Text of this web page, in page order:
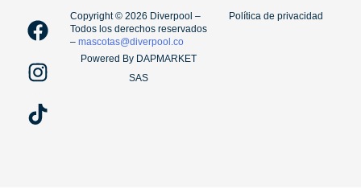
F
a
c
e
b
o
I
n
s
t
a
g
T
i
k
t
o
k
Copyright ©️ 2026 Diverpool –
Todos los derechos reservados
–mascotas@diverpool.co
Powered By DAPMARKET
SAS
Política de privacidad